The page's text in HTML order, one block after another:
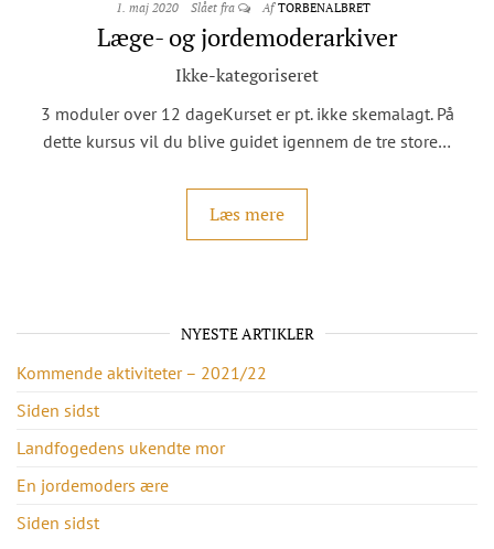
1. maj 2020 Slået fra Af TORBENALBRET
Læge- og jordemoderarkiver
Ikke-kategoriseret
3 moduler over 12 dageKurset er pt. ikke skemalagt. På
dette kursus vil du blive guidet igennem de tre store…
Læs mere
NYESTE ARTIKLER
Kommende aktiviteter – 2021/22
Siden sidst
Landfogedens ukendte mor
En jordemoders ære
Siden sidst